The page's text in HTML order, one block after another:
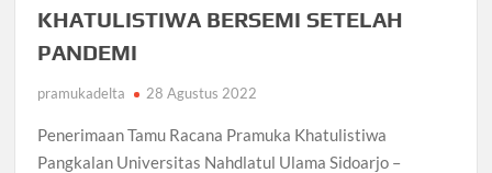
KHATULISTIWA BERSEMI SETELAH
PANDEMI
pramukadelta 28 Agustus 2022
Penerimaan Tamu Racana Pramuka Khatulistiwa
Pangkalan Universitas Nahdlatul Ulama Sidoarjo –